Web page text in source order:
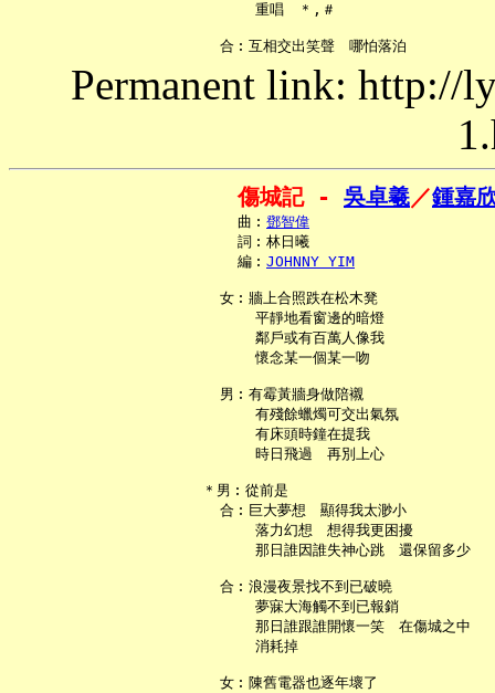
       重唱　＊,＃
Permanent link: http://
傷城記 - 吳卓羲／鍾嘉
     曲︰
鄧智偉
     詞︰林日曦
     編︰
JOHNNY YIM
   女︰牆上合照跌在松木凳
       平靜地看窗邊的暗燈
       鄰戶或有百萬人像我
       懷念某一個某一吻
   男︰有霉黃牆身做陪襯
       有殘餘蠟燭可交出氣氛
       有床頭時鐘在提我
       時日飛過　再別上心
＊男︰從前是
   合︰巨大夢想　顯得我太渺小
       落力幻想　想得我更困擾
       那日誰因誰失神心跳　還保留多少
   合︰浪漫夜景找不到已破曉
       夢寐大海觸不到已報銷
       那日誰跟誰開懷一笑　在傷城之中
       消耗掉
   女︰陳舊電器也逐年壞了